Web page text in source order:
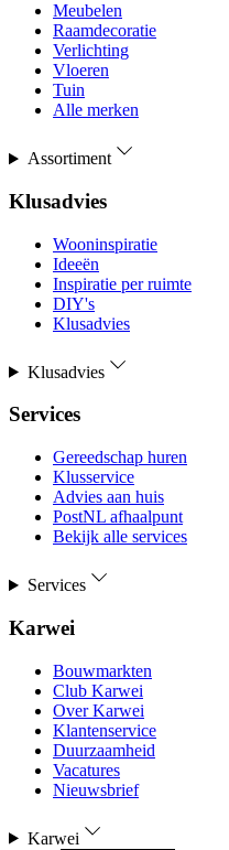
Meubelen
Raamdecoratie
Verlichting
Vloeren
Tuin
Alle merken
Assortiment
Klusadvies
Wooninspiratie
Ideeën
Inspiratie per ruimte
DIY's
Klusadvies
Klusadvies
Services
Gereedschap huren
Klusservice
Advies aan huis
PostNL afhaalpunt
Bekijk alle services
Services
Karwei
Bouwmarkten
Club Karwei
Over Karwei
Klantenservice
Duurzaamheid
Vacatures
Nieuwsbrief
Karwei